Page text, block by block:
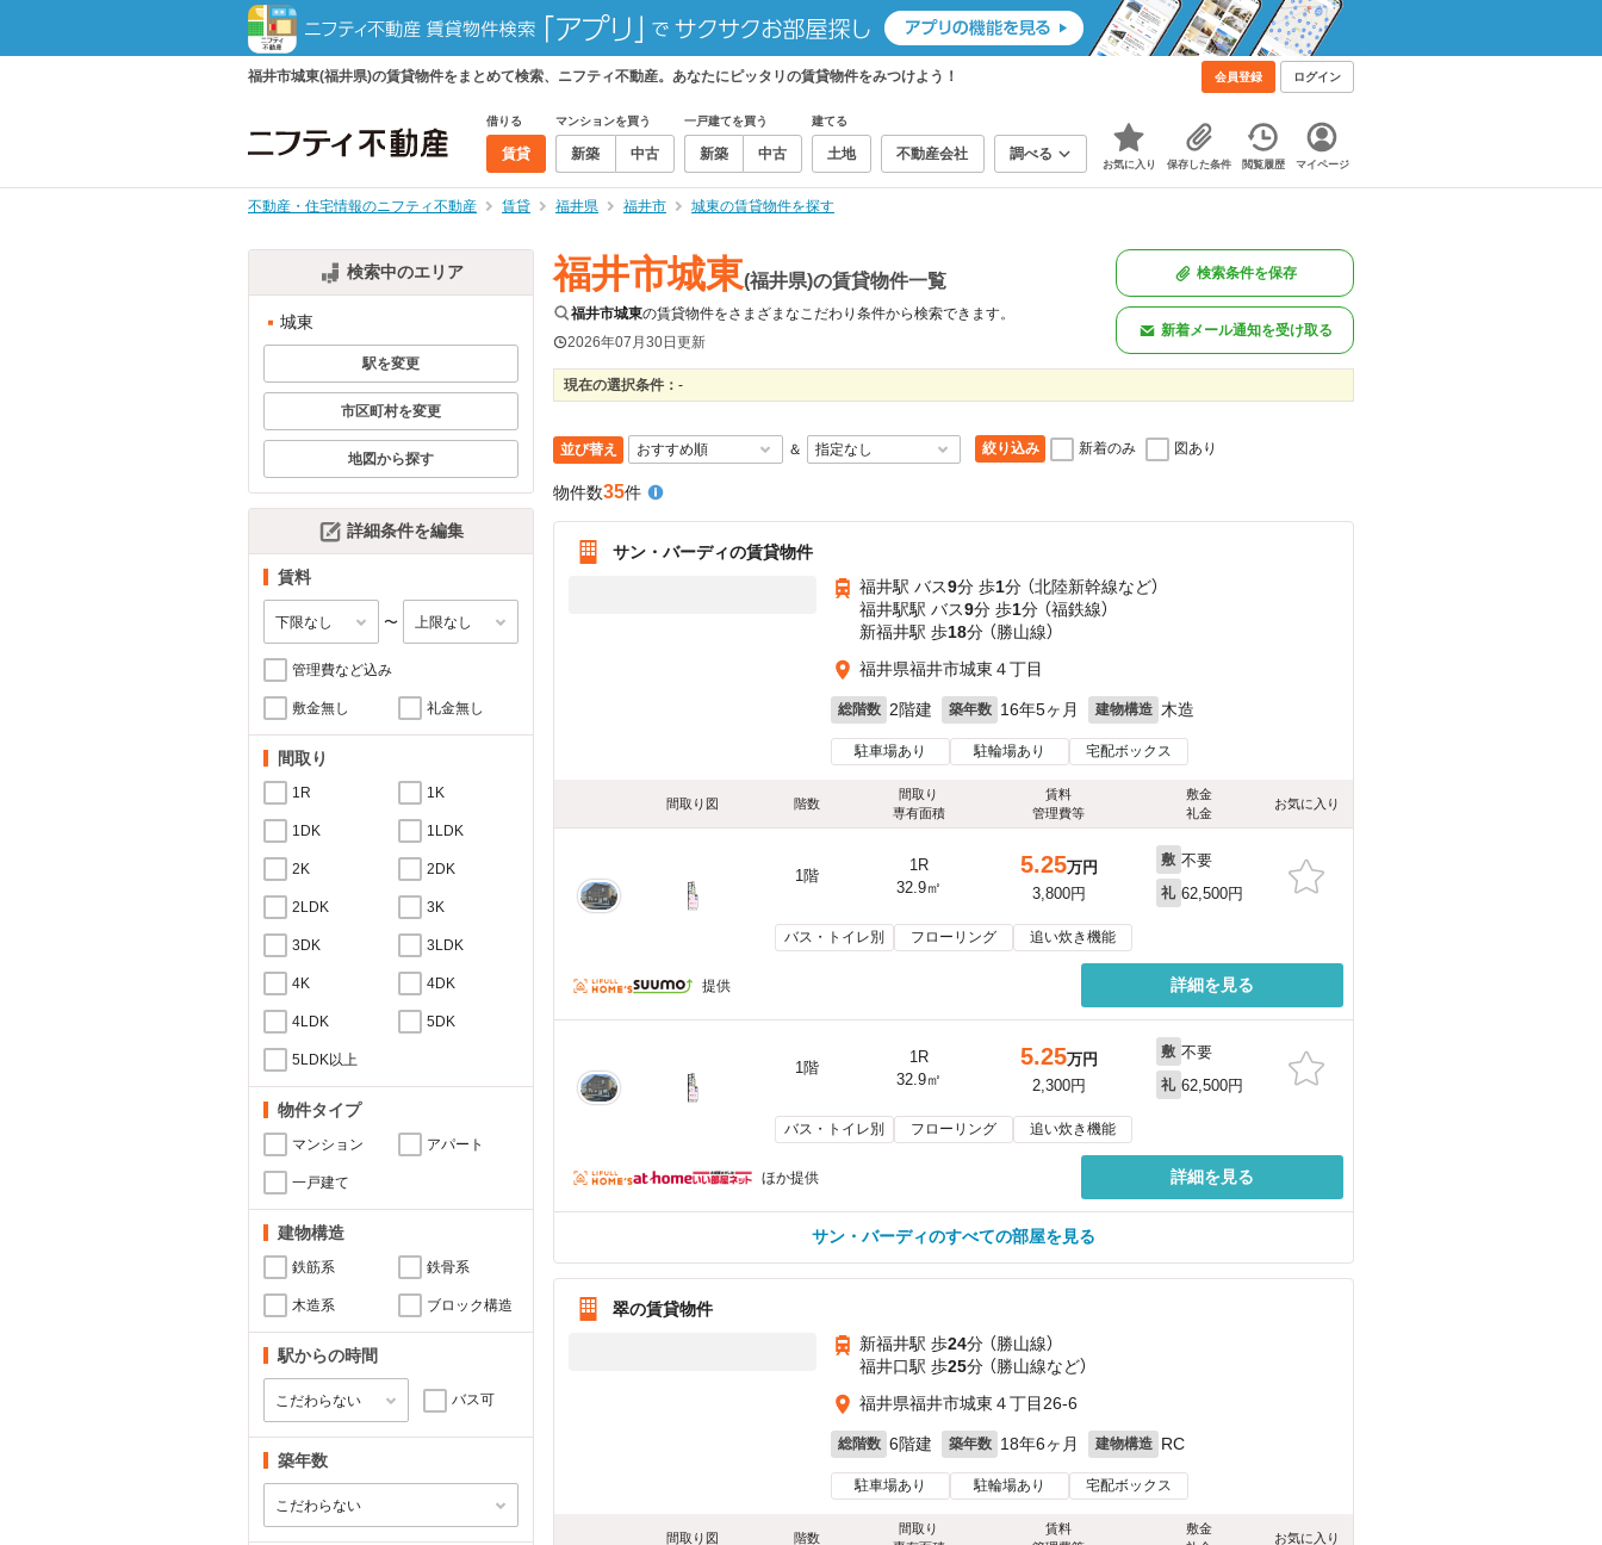
福井市城東(福井県)の賃貸物件をまとめて検索、ニフティ不動産。あなたにピッタリの賃貸物件をみつけよう！ 会員登録 ログイン
借りる
賃貸
マンションを買う
新築 中古
一戸建てを買う
新築 中古
建てる
土地 不動産会社 調べる
お気に入り 保存した条件 閲覧履歴 マイページ
不動産・住宅情報のニフティ不動産 賃貸 福井県 福井市 城東の賃貸物件を探す
検索中のエリア
城東
駅を変更
市区町村を変更
地図から探す
詳細条件を編集
賃料
〜
管理費など込み
敷金無し 礼金無し
間取り
1R 1K
1DK 1LDK
2K 2DK
2LDK 3K
3DK 3LDK
4K 4DK
4LDK 5DK
5LDK以上
物件タイプ
マンション アパート
一戸建て
建物構造
鉄筋系 鉄骨系
木造系 ブロック構造
駅からの時間
バス可
築年数
福井市城東(福井県)の賃貸物件一覧
福井市城東の賃貸物件をさまざまなこだわり条件から検索できます。
2026年07月30日更新
検索条件を保存
新着メール通知を受け取る
現在の選択条件： -
並び替え ＆ 絞り込み 新着のみ 図あり
物件数35件
サン・バーディの賃貸物件
福井駅 バス9分 歩1分 （北陸新幹線など）
福井駅駅 バス9分 歩1分 （福鉄線）
新福井駅 歩18分 （勝山線）
福井県福井市城東４丁目
総階数 2階建 築年数 16年5ヶ月 建物構造 木造
駐車場あり 駐輪場あり 宅配ボックス
間取り図 階数
間取り
専有面積
賃料
管理費等
敷金
礼金
お気に入り
1階
1R
32.9㎡
5.25万円
3,800円
敷 不要
礼 62,500円
バス・トイレ別 フローリング 追い炊き機能
提供 詳細を見る
1階
1R
32.9㎡
5.25万円
2,300円
敷 不要
礼 62,500円
バス・トイレ別 フローリング 追い炊き機能
ほか提供 詳細を見る
サン・バーディのすべての部屋を見る
翠の賃貸物件
新福井駅 歩24分 （勝山線）
福井口駅 歩25分 （勝山線など）
福井県福井市城東４丁目26-6
総階数 6階建 築年数 18年6ヶ月 建物構造 RC
駐車場あり 駐輪場あり 宅配ボックス
間取り図 階数
間取り
賃料
敷金
お気に入り